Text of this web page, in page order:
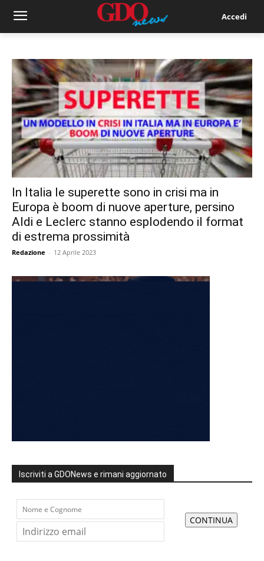
Accedi
In Italia le superette sono in crisi ma in
Europa è boom di nuove aperture, persino
Aldi e Leclerc stanno esplodendo il format
di estrema prossimità
Redazione - 12 Aprile 2023
Iscriviti a GDONews e rimani aggiornato